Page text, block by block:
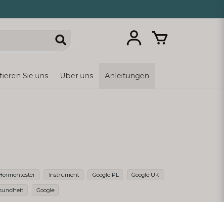
Sie uns Über uns Anleitungen
Instrument Google PL Google UK
Google